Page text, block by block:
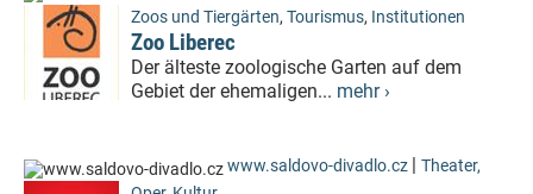
Zoos und Tiergärten, Tourismus, Institutionen
Zoo Liberec
Der älteste zoologische Garten auf dem
Gebiet der ehemaligen... mehr ›
www.saldovo-divadlo.cz | Theater,